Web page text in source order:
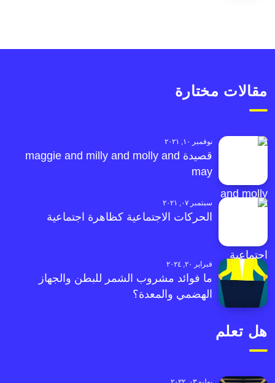
مقالات مختارة
نوفمبر ١٠, ٢٠٢١
قصيدة maggie and milly and molly and
may
سبتمبر ٠٧, ٢٠٢١
الحركات الاجتماعية كظاهرة اجتماعية
فبراير ٢٠, ٢٠٢٤
ما فوائد مشروب الشمر للبطن والجهاز
الهضمي والمعدة؟
هل تعلم